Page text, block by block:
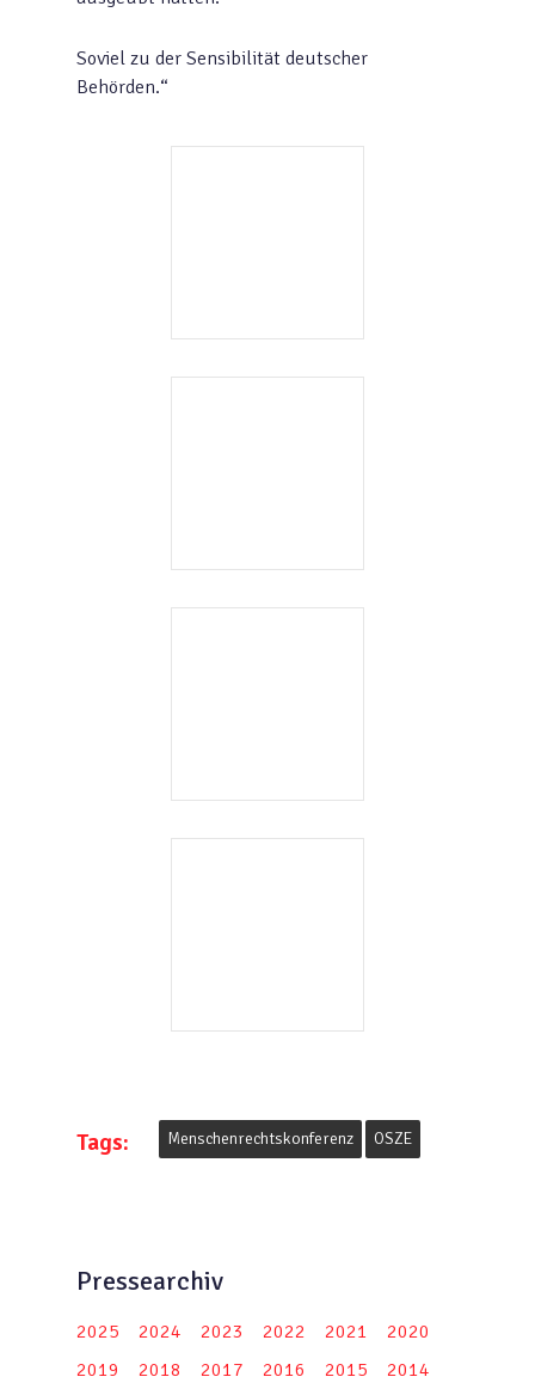
Soviel zu der Sensibilität deutscher
Behörden.“
Tags: Menschenrechtskonferenz OSZE
Pressearchiv
2025 2024 2023 2022 2021
2020
2019
2018 2017 2016 2015
2014